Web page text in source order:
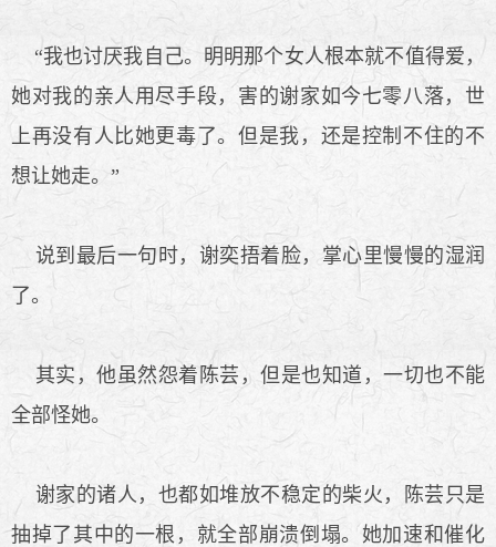
“我也讨厌我自己。明明那个女人根本就不值得爱，
她对我的亲人用尽手段，害的谢家如今七零八落，世
上再没有人比她更毒了。但是我，还是控制不住的不
想让她走。”
说到最后一句时，谢奕捂着脸，掌心里慢慢的湿润
了。
其实，他虽然怨着陈芸，但是也知道，一切也不能
全部怪她。
谢家的诸人，也都如堆放不稳定的柴火，陈芸只是
抽掉了其中的一根，就全部崩溃倒塌。她加速和催化